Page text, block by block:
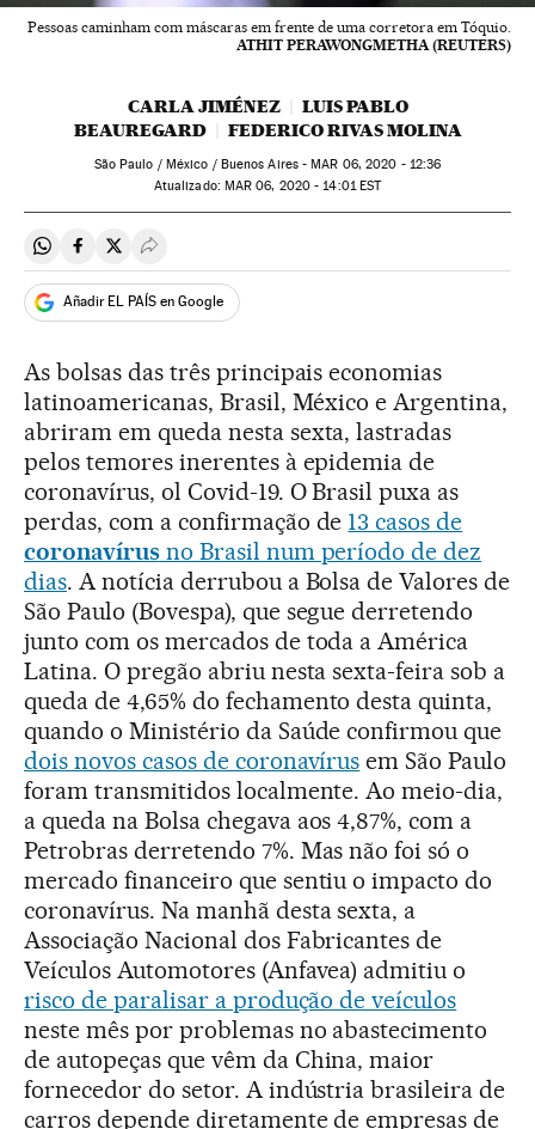
Pessoas caminham com máscaras em frente de uma corretora em Tóquio.
ATHIT PERAWONGMETHA (REUTERS)
CARLA JIMÉNEZ
LUIS PABLO
BEAUREGARD
FEDERICO RIVAS MOLINA
São Paulo / México / Buenos Aires -MAR 06, 2020 - 12:36
atualizado: MAR 06, 2020 - 14:01EST
Compartir en Whatsapp
Compartir en Facebook
Compartir en Twitter
Desplegar Redes Sociales
Añadir EL PAÍS en Google
As bolsas das três principais economias
latinoamericanas, Brasil, México e Argentina,
abriram em queda nesta sexta, lastradas
pelos temores inerentes à epidemia de
coronavírus, ol Covid-19. O Brasil puxa as
perdas, com a confirmação de 13 casos de
coronavírusno Brasil num período de dez
dias. A notícia derrubou a Bolsa de Valores de
São Paulo (Bovespa), que segue derretendo
junto com os mercados de toda a América
Latina. O pregão abriu nesta sexta-feira sob a
queda de 4,65% do fechamento desta quinta,
quando o Ministério da Saúde confirmou que
dois novos casos de coronavírus em São Paulo
foram transmitidos localmente. Ao meio-dia,
a queda na Bolsa chegava aos 4,87%, com a
Petrobras derretendo 7%. Mas não foi só o
mercado financeiro que sentiu o impacto do
coronavírus. Na manhã desta sexta, a
Associação Nacional dos Fabricantes de
Veículos Automotores (Anfavea) admitiu o
risco de paralisar a produção de veículos
neste mês por problemas no abastecimento
de autopeças que vêm da China, maior
fornecedor do setor. A indústria brasileira de
carros depende diretamente de empresas de